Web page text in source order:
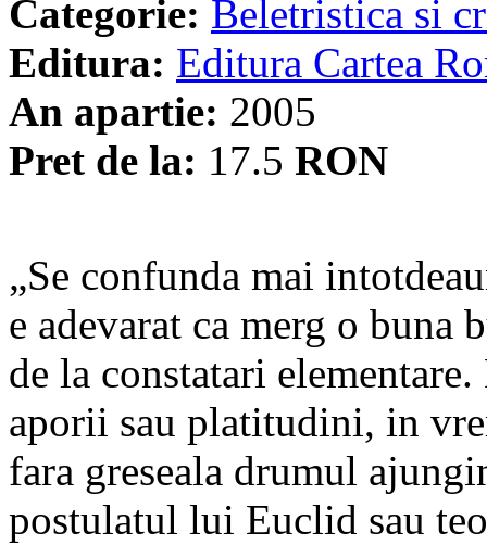
Categorie: Beletristica si
Editura: Editura Cartea
An apartie: 2005
Pret de la: 17.5 RON
„Se confunda mai
e adevarat ca merg o buna
de la constatari
aporii sau platitudini, in
fara greseala drumul
postulatul lui Euclid sau